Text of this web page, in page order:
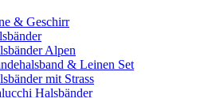
& Geschirr
Alpen
& Leinen Set
mit Strass
Halsbänder